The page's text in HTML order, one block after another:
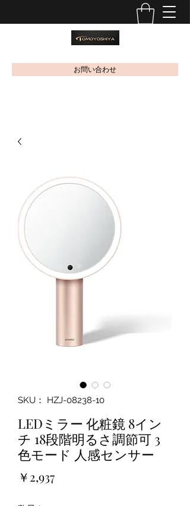
お問い合わせ
SKU： HZJ-08238-10
LEDミラー 化粧鏡 8イン
チ 18段階明るさ調節可 3
色モード 人感センサー
￥2,937価